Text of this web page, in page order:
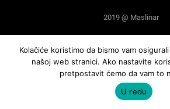
2019 @ Maslinar
Kolačiće koristimo da bismo vam
našoj web stranici. Ako nastavite
pretpostavit ćemo da vam to
U redu